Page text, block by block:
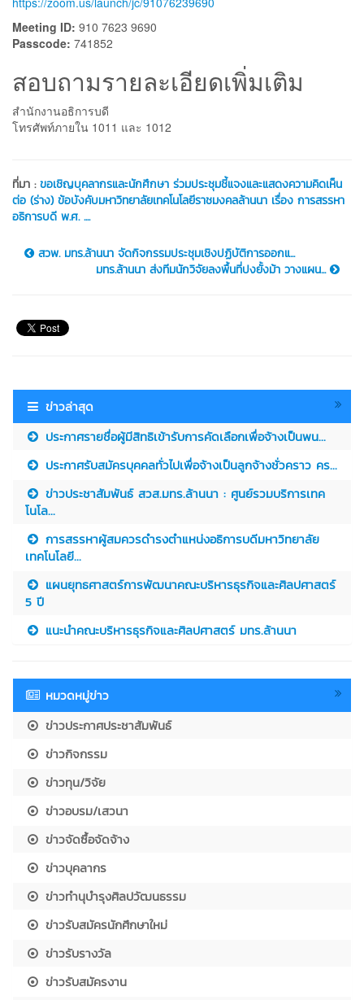
Meeting ID: 910 7623 9690
Passcode: 741852
สอบถามรายละเอียดเพิ่มเติม
สำนักงานอธิการบดี
โทรศัพท์ภายใน 1011 และ 1012
ที่มา :ขอเชิญบุคลากรและนักศึกษา ร่วมประชุมชี้แจงและแสดงความคิดเห็น
ต่อ (ร่าง) ข้อบังคับมหาวิทยาลัยเทคโนโลยีราชมงคลล้านนา เรื่อง การสรรหา
อธิการบดี พ.ศ. ....
สวพ. มทร.ล้านนา จัดกิจกรรมประชุมเชิงปฏิบัติการออกแ...
มทร.ล้านนา ส่งทีมนักวิจัยลงพื้นที่ปงยั้งม้า วางแผน...
ข่าวล่าสุด
ประกาศรายชื่อผู้มีสิทธิเข้ารับการคัดเลือกเพื่อจ้างเป็นพน...
ประกาศรับสมัครบุคคลทั่วไปเพื่อจ้างเป็นลูกจ้างชั่วคราว คร...
ข่าวประชาสัมพันธ์ สวส.มทร.ล้านนา : ศูนย์รวมบริการเทค
โนโล...
การสรรหาผู้สมควรดำรงตำแหน่งอธิการบดีมหาวิทยาลัย
เทคโนโลยี...
แผนยุทธศาสตร์การพัฒนาคณะบริหารธุรกิจและศิลปศาสตร์
5 ปี
แนะนำคณะบริหารธุรกิจและศิลปศาสตร์ มทร.ล้านนา
หมวดหมู่ข่าว
ข่าวประกาศประชาสัมพันธ์
ข่าวกิจกรรม
ข่าวทุน/วิจัย
ข่าวอบรม/เสวนา
ข่าวจัดซื้อจัดจ้าง
ข่าวบุคลากร
ข่าวทำนุบำรุงศิลปวัฒนธรรม
ข่าวรับสมัครนักศึกษาใหม่
ข่าวรับรางวัล
ข่าวรับสมัครงาน